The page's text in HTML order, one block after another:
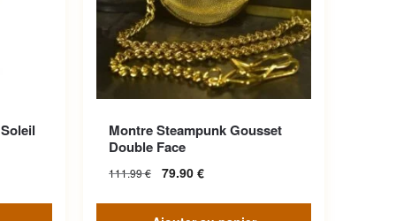
Montre Steampunk Gousset
Double Face
111.99€ 79.90 €